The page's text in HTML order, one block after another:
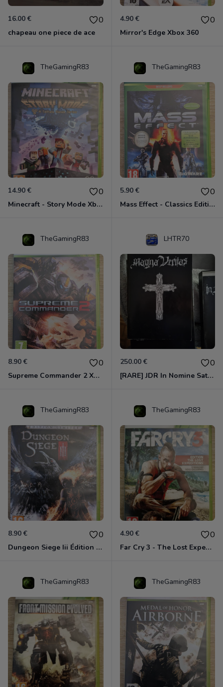
16.00 € 0
chapeau one piece de ace
4.90 € 0
Mirror's Edge Xbox 360
TheGamingR83
14.90 € 0
Minecraft - Story Mode Xbox 360
TheGamingR83
5.90 € 0
Mass Effect - Classics Edition Xbox 360
TheGamingR83
8.90 € 0
Supreme Commander 2 Xbox 360
LHTR70
250.00 € 0
[RARE] JDR In Nomine Satanis / Magna Veritas – 1ère Édition BOÎTE (DOS BLANC, 1989) - CROC / Siroz
TheGamingR83
8.90 € 0
Dungeon Siege Iii Édition Limitée - Vf Intégrale Xbox 360
TheGamingR83
4.90 € 0
Far Cry 3 - The Lost Expeditions - Edition Spéciale Xbox 360
TheGamingR83 TheGamingR83